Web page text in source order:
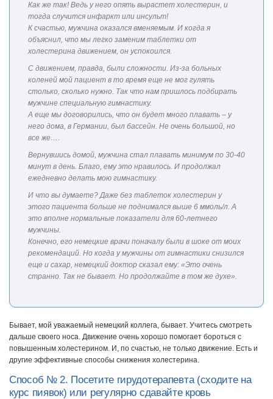
Как же так! Ведь у него опять вырастет холестерин, и
тогда случится инфаркт или инсульт!
К счастью, мужчина оказался вменяемым. И когда я
объяснил, что мы легко заменим таблетки от
холестерина движением, он успокоился.
С движением, правда, были сложности. Из-за больных
коленей мой пациент в то время еще не мог гулять
столько, сколько нужно. Так что нам пришлось подбирать
мужчине специальную гимнастику.
А еще мы договорились, что он будет много плавать – у
него дома, в Германии, был бассейн. Не очень большой, но
все же….
Вернувшись домой, мужчина стал плавать минимум по 30-40
минут в день. Благо, ему это нравилось. И продолжал
ежедневно делать мою гимнастику.
И что вы думаете? Даже без таблеток холестерин у
этого пациента больше не поднимался выше 6 ммоль/л. А
это вполне нормальные показатели для 60-летнего
мужчины.
Конечно, его немецкие врачи поначалу были в шоке от моих
рекомендаций. Но когда у мужчины от гимнастики снизился
еще и сахар, немецкий доктор сказал ему: «Это очень
странно. Так не бывает. Но продолжайте в том же духе».
Бывает, мой уважаемый немецкий коллега, бывает. Учитесь смотреть
дальше своего носа. Движение очень хорошо помогает бороться с
повышенным холестерином. И, по счастью, не только движение. Есть и
другие эффективные способы снижения холестерина.
Способ № 2. Посетите гирудотерапевта (сходите на
курс пиявок) или регулярно сдавайте кровь